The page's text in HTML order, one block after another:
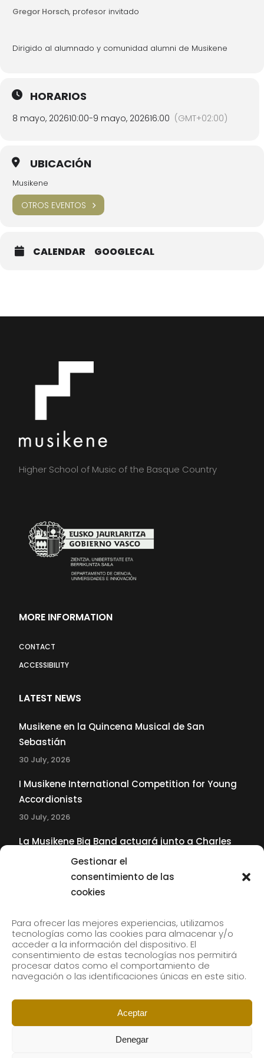
Gestionar el
consentimiento de las
cookies
Para ofrecer las mejores experiencias, utilizamos
tecnologías como las cookies para almacenar y/o
acceder a la información del dispositivo. El
consentimiento de estas tecnologías nos permitirá
procesar datos como el comportamiento de
navegación o las identificaciones únicas en este sitio.
Aceptar
Denegar
Gregor Horsch, profesor invitado
Dirigido al alumnado y comunidad alumni de Musikene
HORARIOS
8 mayo, 202610:00-9 mayo, 202616:00 (GMT+02:00)
UBICACIÓN
Musikene
OTROS EVENTOS
CALENDAR GOOGLECAL
Higher School of Music of the Basque Country
MORE INFORMATION
CONTACT
ACCESSIBILITY
LATEST NEWS
Musikene en la Quincena Musical de San
Sebastián
30 July, 2026
I Musikene International Competition for Young
Accordionists
30 July, 2026
La Musikene Big Band actuará junto a Charles
Tolliver en el 61 Jazzaldia
Subscribe to our newsletter to receive our news by
email.